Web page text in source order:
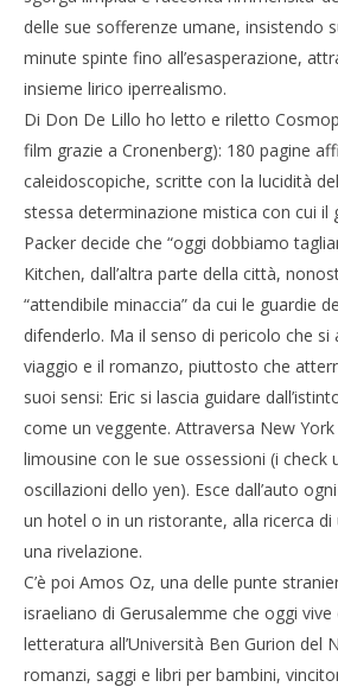
delle sue sofferenze umane, insistendo
minute spinte fino all’esasperazione,
insieme lirico iperrealismo.
Di Don De Lillo ho letto e riletto
film grazie a Cronenberg): 180 pagine
caleidoscopiche, scritte con la lucidità
stessa determinazione mistica con cui il
Packer decide che “oggi dobbiamo
Kitchen, dall’altra parte della città,
“attendibile minaccia” da cui le guardie
difenderlo. Ma il senso di pericolo che si
viaggio e il romanzo, piuttosto che
suoi sensi: Eric si lascia guidare
come un veggente. Attraversa New
limousine con le sue ossessioni (i check
oscillazioni dello yen). Esce dall’auto
un hotel o in un ristorante, alla ricerca di
una rivelazione.
C’è poi Amos Oz, una delle punte
israeliano di Gerusalemme che oggi vive
letteratura all’Università Ben Gurion del
romanzi, saggi e libri per bambini,